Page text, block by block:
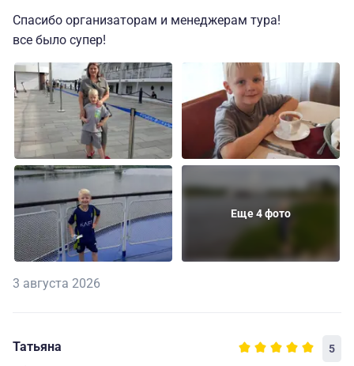
Спасибо организаторам и менеджерам тура!
все было супер!
Еще 4 фото
3 августа 2026
Татьяна 5